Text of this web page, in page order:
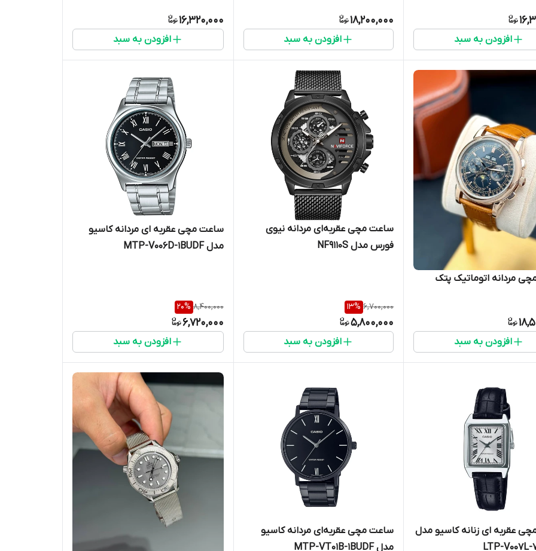
افزودن به سبد
18,200,000
افزودن به سبد
16,320,000
افزودن به سبد
مردانه اتوماتیک پتک
افزودن به سبد
ساعت مچی عقربه‌ای مردانه نیوی
فورس مدل NF9110S
6,700,000
13%
5,800,000
افزودن به سبد
ساعت مچی عقربه ای مردانه کاسیو
مدل MTP-V006D-1BUDF
8,400,000
20%
6,720,000
افزودن به سبد
عقربه ای زنانه کاسیو مدل
LTP-V007L-
ساعت مچی عقربه‌ای مردانه کاسیو
مدل MTP-VT01B-1BUDF